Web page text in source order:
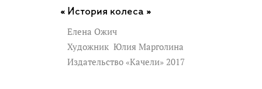
История колеса »
Елена Ожич
Художник Юлия Марголина
Издательство «Качели» 2017